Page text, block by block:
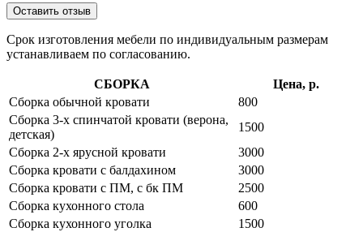
Оставить отзыв
Срок изготовления мебели по индивидуальным размерам
устанавливаем по согласованию.
СБОРКА
Цена, р.
Сборка обычной кровати
800
Сборка 3-х спинчатой кровати (верона,
детская)
1500
Сборка 2-х ярусной кровати
3000
Сборка кровати с балдахином
3000
Сборка кровати с ПМ, с бк ПМ
2500
Сборка кухонного стола
600
Сборка кухонного уголка
1500